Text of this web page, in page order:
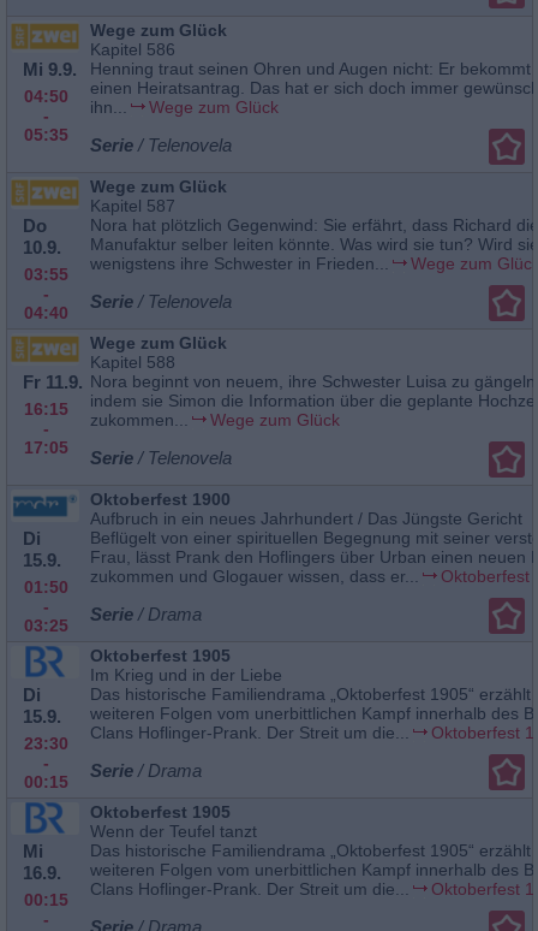
Mi 9.9.
04:50
-
05:35
Wege zum Glück
Kapitel 586
Henning traut seinen Ohren und Augen nicht: Er bekommt
einen Heiratsantrag. Das hat er sich doch immer
ihn...
Wege zum Glück
Serie / Telenovela
Do
10.9.
03:55
-
04:40
Wege zum Glück
Kapitel 587
Nora hat plötzlich Gegenwind: Sie erfährt, dass Richard die
Manufaktur selber leiten könnte. Was wird sie tun? Wird
wenigstens ihre Schwester in Frieden...
Wege zum
Serie / Telenovela
Fr 11.9.
16:15
-
17:05
Wege zum Glück
Kapitel 588
Nora beginnt von neuem, ihre Schwester Luisa zu
indem sie Simon die Information über die geplante
zukommen...
Wege zum Glück
Serie / Telenovela
Di
15.9.
01:50
-
03:25
Oktoberfest 1900
Aufbruch in ein neues Jahrhundert / Das Jüngste Gericht
Beflügelt von einer spirituellen Begegnung mit seiner
Frau, lässt Prank den Hoflingers über Urban einen neuen
zukommen und Glogauer wissen, dass er...
Oktoberfest
Serie / Drama
Di
15.9.
23:30
-
00:15
Oktoberfest 1905
Im Krieg und in der Liebe
Das historische Familiendrama „Oktoberfest 1905“ erzählt
weiteren Folgen vom unerbittlichen Kampf innerhalb des
Clans Hoflinger-Prank. Der Streit um die...
Oktoberfest
Serie / Drama
Mi
16.9.
00:15
-
Oktoberfest 1905
Wenn der Teufel tanzt
Das historische Familiendrama „Oktoberfest 1905“ erzählt
weiteren Folgen vom unerbittlichen Kampf innerhalb des
Clans Hoflinger-Prank. Der Streit um die...
Oktoberfest
Serie / Drama